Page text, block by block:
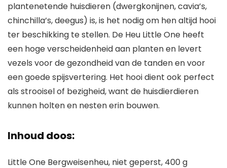
plantenetende huisdieren (dwergkonijnen, cavia’s,
chinchilla’s, deegus) is, is het nodig om hen altijd hooi
ter beschikking te stellen. De Heu Little One heeft
een hoge verscheidenheid aan planten en levert
vezels voor de gezondheid van de tanden en voor
een goede spijsvertering. Het hooi dient ook perfect
als strooisel of bezigheid, want de huisdierdieren
kunnen holten en nesten erin bouwen.
Inhoud doos:
Little One Bergweisenheu, niet geperst, 400 g